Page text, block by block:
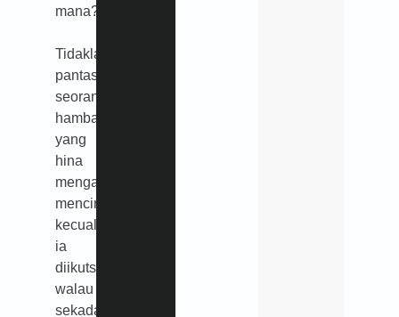
mana?
Tidaklah
pantas
seorang
hamba
yang
hina
mengaku
mencinta,
kecuali
ia
diikutsertakan
walau
sekadar